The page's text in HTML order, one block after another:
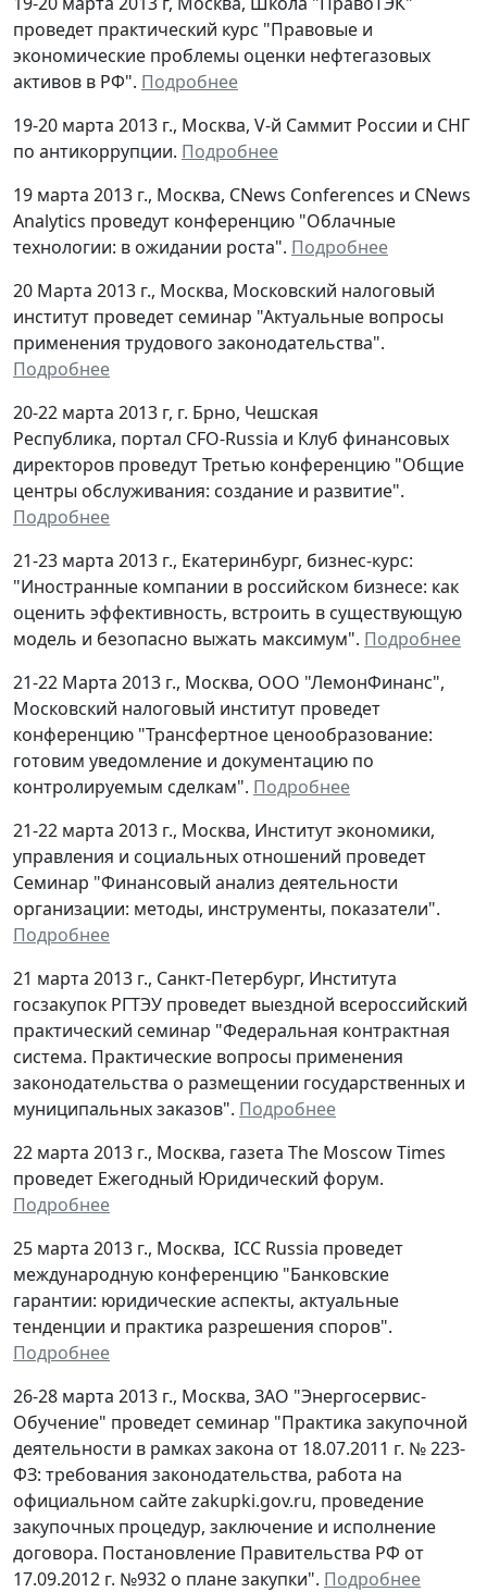
проведет практический курс "Правовые и
экономические проблемы оценки нефтегазовых
активов в РФ". Подробнее
19-20 марта 2013 г., Москва, V-й Саммит России и СНГ
по антикоррупции. Подробнее
19 марта 2013 г., Москва, CNews Conferences и CNews
Analytics проведут конференцию "Облачные
технологии: в ожидании роста". Подробнее
20 Марта 2013 г., Москва, Московский налоговый
институт проведет семинар "Актуальные вопросы
применения трудового законодательства".
Подробнее
20-22 марта 2013 г, г. Брно, Чешская
Республика, портал CFO-Russia и Клуб финансовых
директоров проведут Третью конференцию "Общие
центры обслуживания: создание и развитие".
Подробнее
21-23 марта 2013 г., Екатеринбург, бизнес-курс:
"Иностранные компании в российском бизнесе: как
оценить эффективность, встроить в существующую
модель и безопасно выжать максимум". Подробнее
21-22 Марта 2013 г., Москва, ООО "ЛемонФинанс",
Московский налоговый институт проведет
конференцию "Трансфертное ценообразование:
готовим уведомление и документацию по
контролируемым сделкам". Подробнее
21-22 марта 2013 г., Москва, Институт экономики,
управления и социальных отношений проведет
Семинар "Финансовый анализ деятельности
организации: методы, инструменты, показатели".
Подробнее
21 марта 2013 г., Санкт-Петербург, Института
госзакупок РГТЭУ проведет выездной всероссийский
практический семинар "Федеральная контрактная
система. Практические вопросы применения
законодательства о размещении государственных и
муниципальных заказов". Подробнее
22 марта 2013 г., Москва, газета The Moscow Times
проведет Ежегодный Юридический форум.
Подробнее
25 марта 2013 г., Москва, ICC Russia проведет
международную конференцию "Банковские
гарантии: юридические аспекты, актуальные
тенденции и практика разрешения споров".
Подробнее
26-28 марта 2013 г., Москва, ЗАО "Энергосервис-
Обучение" проведет семинар "Практика закупочной
деятельности в рамках закона от 18.07.2011 г. № 223-
ФЗ: требования законодательства, работа на
официальном сайте zakupki.gov.ru, проведение
закупочных процедур, заключение и исполнение
договора. Постановление Правительства РФ от
17.09.2012 г. №932 о плане закупки". Подробнее